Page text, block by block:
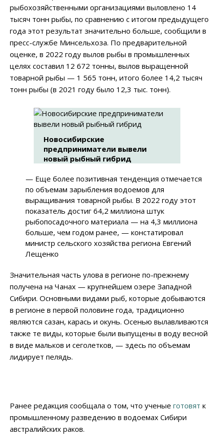
рыбохозяйственными организациями выловлено 14
тысяч тонн рыбы, по сравнению с итогом предыдущего
года этот результат значительно больше, сообщили в
пресс-службе Минсельхоза. По предварительной
оценке, в 2022 году вылов рыбы в промышленных
целях составил 12 672 тонны, вылов выращенной
товарной рыбы — 1 565 тонн, итого более 14,2 тысяч
тонн рыбы (в 2021 году было 12,3 тыс. тонн).
Новосибирские
предприниматели вывели
новый рыбный гибрид
— Еще более позитивная тенденция отмечается
по объемам зарыбления водоемов для
выращивания товарной рыбы. В 2022 году этот
показатель достиг 64,2 миллиона штук
рыбопосадочного материала — на 4,3 миллиона
больше, чем годом ранее, — констатировал
министр сельского хозяйства региона Евгений
Лещенко
Значительная часть улова в регионе по-прежнему
получена на Чанах — крупнейшем озере Западной
Сибири. Основными видами рыб, которые добываются
в регионе в первой половине года, традиционно
являются сазан, карась и окунь. Осенью вылавливаются
также те виды, которые были выпущены в воду весной
в виде мальков и сеголетков, — здесь по объемам
лидирует пелядь.
Ранее редакция сообщала о том, что ученые готовят к
промышленному разведению в водоемах Сибири
австралийских раков.